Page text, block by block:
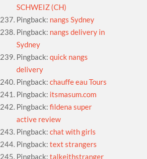
SCHWEIZ (CH)
Pingback: nangs Sydney
Pingback: nangs delivery in
Sydney
Pingback:quick nangs
delivery
Pingback:chauffe eau Tours
Pingback: itsmasum.com
Pingback:fildena super
active review
Pingback:chat with girls
Pingback:text strangers
Pingback:talkeithstranger